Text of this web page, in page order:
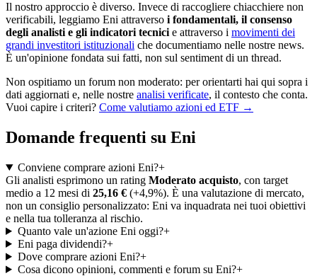
Il nostro approccio è diverso. Invece di raccogliere chiacchiere non
verificabili, leggiamo Eni attraverso i fondamentali, il consenso
degli analisti e gli indicatori tecnici e attraverso i movimenti dei
grandi investitori istituzionali che documentiamo nelle nostre news.
È un'opinione fondata sui fatti, non sul sentiment di un thread.
Non ospitiamo un forum non moderato: per orientarti hai qui sopra i
dati aggiornati e, nelle nostre analisi verificate, il contesto che conta.
Vuoi capire i criteri? Come valutiamo azioni ed ETF →
Domande frequenti su Eni
Conviene comprare azioni Eni?+
Gli analisti esprimono un rating Moderato acquisto, con target
medio a 12 mesi di 25,16 € (+4,9%). È una valutazione di mercato,
non un consiglio personalizzato: Eni va inquadrata nei tuoi obiettivi
e nella tua tolleranza al rischio.
Quanto vale un'azione Eni oggi?+
Eni paga dividendi?+
Dove comprare azioni Eni?+
Cosa dicono opinioni, commenti e forum su Eni?+